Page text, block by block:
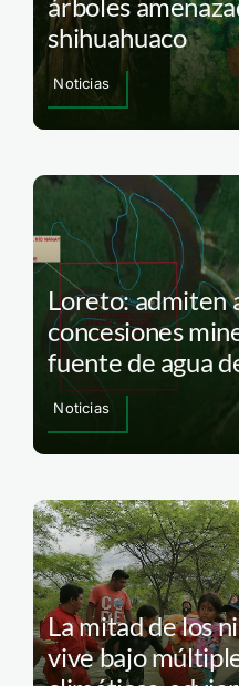
Crean
artificial para
shihuahuaco
Noticias
Loreto: admiten
fuente de agua
Noticias